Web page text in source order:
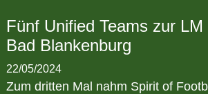
Fünf Unified Teams zur
Bad Blankenburg
22/05/2024
Zum dritten Mal nahm Spirit of